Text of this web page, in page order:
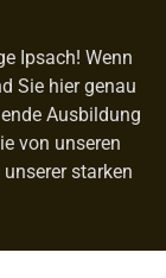
Ipsach! Wenn
Sie hier genau
Ausbildung
von unseren
starken